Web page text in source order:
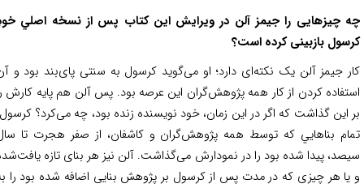
چیزهایی را جيمز آلن در ويرايش اين كتاب پس از نسخه اصلي خودِ
بازبینی کرده است؟
جیمز آلن یک نکته‌ای دارد؛ او می‌گوید کرسول به سنتی پای‌بند بود و آن
کردن از کار همه پژوهش‌گران این عرصه بود. پس آلن هم پایه کارش را
این گذاشت که اگر در این زمان، خود نويسنده زنده بود، چه می‌کرد؟ کرسول،
بناهايي كه توسط همه پژوهش‌گران و كاشفان، از صفر هجرت تا سال
پيدا شده بود را در نمودارش می‌گذاشت. آلن نيز هر بنای تازه‌ يافت‌شده
هر چیزی كه در مدت پس از كرسول بر پژوهش بنایی اضافه شده بود را به